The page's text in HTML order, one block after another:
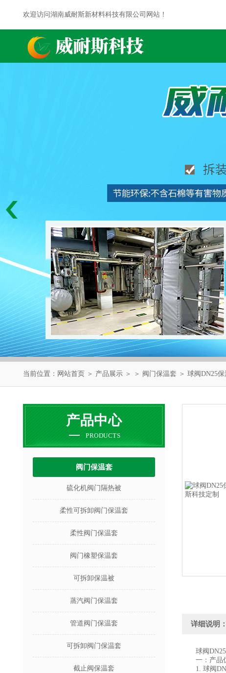
欢迎访问湖南威耐斯新材料科技有限公司网站！
当前位置： 网站首页 ＞ 产品展示 ＞ ＞ 阀门保温套 ＞ 球阀DN25
产品中心
PRODUCTS
阀门保温套
硫化机阀门隔热被
柔性可拆卸阀门保温套
柔性阀门保温套
阀门橡塑保温套
可拆卸保温被
蒸汽阀门保温套
管道阀门保温套
可拆卸阀门保温套
截止阀保温套
详细说明：
球阀DN25
一：产品
1. 球阀